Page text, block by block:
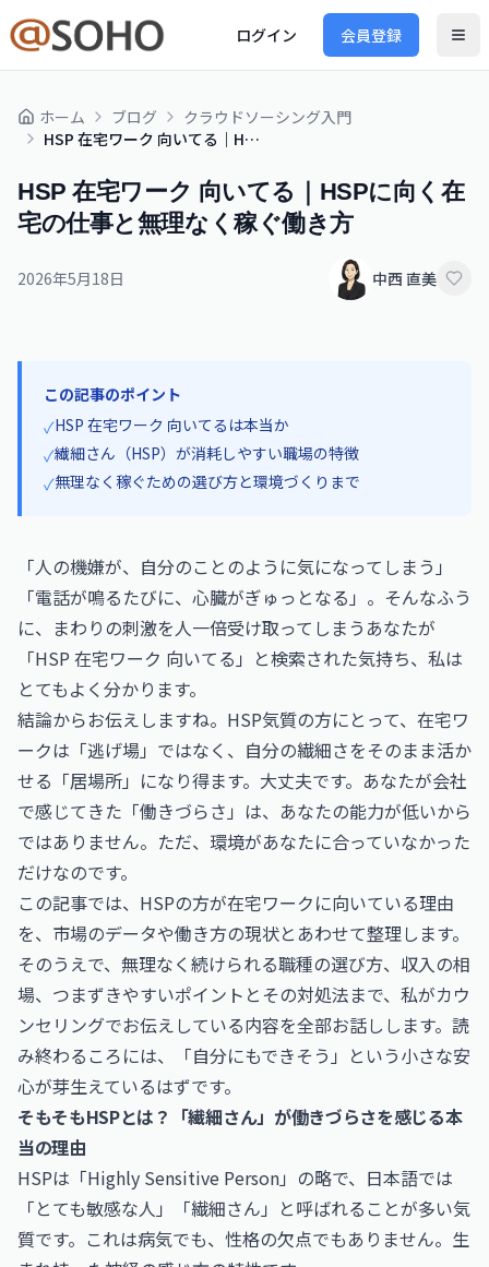
ログイン 会員登録
ホーム ブログ
クラウドソーシング入門
HSP 在宅ワーク 向いてる｜HSPに向く在宅の仕事と無理なく稼ぐ働き方
HSP 在宅ワーク 向いてる｜HSPに向く在
宅の仕事と無理なく稼ぐ働き方
2026年5月18日 中西 直美
この記事のポイント
✓HSP 在宅ワーク 向いてるは本当か
✓繊細さん（HSP）が消耗しやすい職場の特徴
✓無理なく稼ぐための選び方と環境づくりまで
「人の機嫌が、自分のことのように気になってしまう」
「電話が鳴るたびに、心臓がぎゅっとなる」。そんなふう
に、まわりの刺激を人一倍受け取ってしまうあなたが
「HSP 在宅ワーク 向いてる」と検索された気持ち、私は
とてもよく分かります。
結論からお伝えしますね。HSP気質の方にとって、在宅ワ
ークは「逃げ場」ではなく、自分の繊細さをそのまま活か
せる「居場所」になり得ます。大丈夫です。あなたが会社
で感じてきた「働きづらさ」は、あなたの能力が低いから
ではありません。ただ、環境があなたに合っていなかった
だけなのです。
この記事では、HSPの方が在宅ワークに向いている理由
を、市場のデータや働き方の現状とあわせて整理します。
そのうえで、無理なく続けられる職種の選び方、収入の相
場、つまずきやすいポイントとその対処法まで、私がカウ
ンセリングでお伝えしている内容を全部お話しします。読
み終わるころには、「自分にもできそう」という小さな安
心が芽生えているはずです。
そもそもHSPとは？「繊細さん」が働きづらさを感じる本
当の理由
HSPは「Highly Sensitive Person」の略で、日本語では
「とても敏感な人」「繊細さん」と呼ばれることが多い気
質です。これは病気でも、性格の欠点でもありません。生